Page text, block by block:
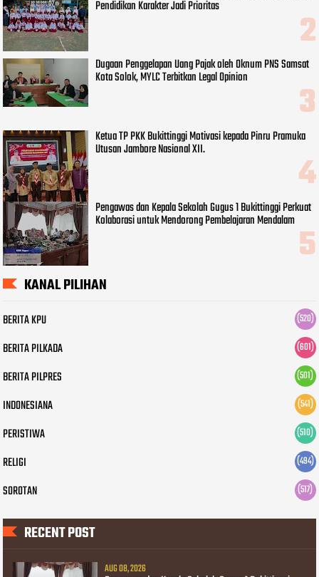
Pendidikan Karakter Jadi Prioritas
Dugaan Penggelapan Uang Pajak oleh Oknum PNS Samsat
Kota Solok, MYLC Terbitkan Legal Opinion
Ketua TP PKK Bukittinggi Motivasi kepada Pinru Pramuka
Utusan Jambore Nasional XII.
Pengawas dan Kepala Sekolah Gugus 1 Bukittinggi Perkuat
Kolaborasi untuk Mendorong Pembelajaran Mendalam
KANAL PILIHAN
BERITA KPU (520)
BERITA PILKADA (601)
BERITA PILPRES (501)
INDONESIANA (541)
PERISTIWA (510)
RELIGI (494)
SOROTAN (517)
RECENT POST
AUG 08, 2026